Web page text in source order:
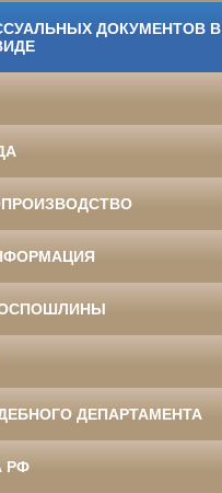
ДОКУМЕНТОВ В
ДЕПАРТАМЕНТА
РФ